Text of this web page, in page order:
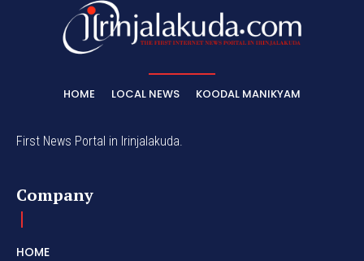
HOME LOCAL NEWS KOODAL MANIKYAM
First News Portal in Irinjalakuda.
Company
HOME